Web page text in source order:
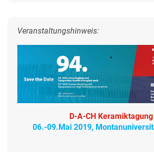
Veranstaltungshinweis:
D-A-CH Keramiktagung
06.-09.Mai 2019,